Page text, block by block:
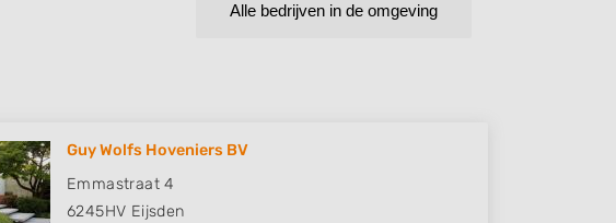
Alle bedrijven in de omgeving
Guy Wolfs Hoveniers BV
Emmastraat 4
6245HV Eijsden